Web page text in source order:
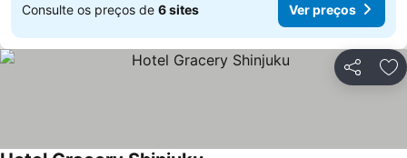
Consulte os preços de 6 sites Ver preços
Partilhar